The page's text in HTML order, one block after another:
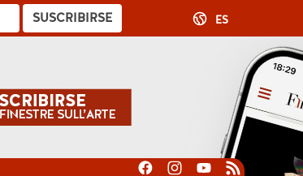
SUSCRIBIRSE ES